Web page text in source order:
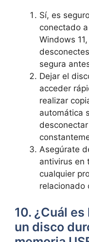
Sí, es
conectado
Windows
segura
Dejar el
acceder
realizar
automática
Asegúrate
antivirus en
cualquier
relacionado
10. ¿Cuál
un disco